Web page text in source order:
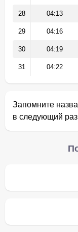
28 04:13
29 04:16
30 04:19
31 04:22
Запомните
в следующий раз